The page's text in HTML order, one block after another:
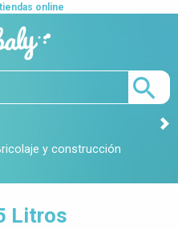
online
y construcción
Litros